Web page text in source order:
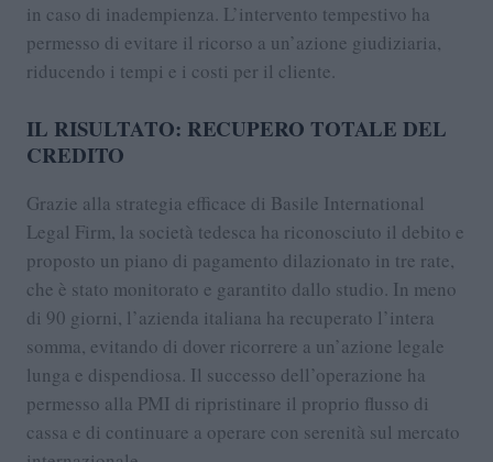
in caso di inadempienza. L’intervento tempestivo ha
permesso di evitare il ricorso a un’azione giudiziaria,
riducendo i tempi e i costi per il cliente.
IL RISULTATO: RECUPERO TOTALE DEL
CREDITO
Grazie alla strategia efficace di Basile International
Legal Firm, la società tedesca ha riconosciuto il debito e
proposto un piano di pagamento dilazionato in tre rate,
che è stato monitorato e garantito dallo studio. In meno
di 90 giorni, l’azienda italiana ha recuperato l’intera
somma, evitando di dover ricorrere a un’azione legale
lunga e dispendiosa. Il successo dell’operazione ha
permesso alla PMI di ripristinare il proprio flusso di
cassa e di continuare a operare con serenità sul mercato